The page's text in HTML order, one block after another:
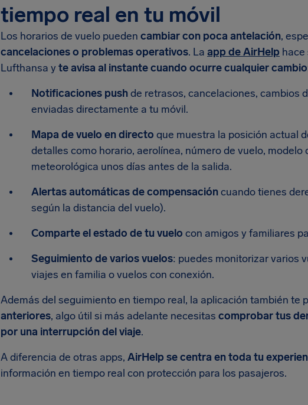
tiempo real en tu móvil
Los horarios de vuelo pueden cambiar con poca antelación,
cancelaciones o problemas operativos. La app de AirHelp hace
Lufthansa yte avisa al instante cuando ocurre cualquier cambio
Notificaciones pushde retrasos, cancelaciones, cambios
enviadas directamente a tu móvil.
Mapa de vuelo en directo que muestra la posición actual
detalles como horario, aerolínea, número de vuelo, modelo
meteorológica unos días antes de la salida.
Alertas automáticas de compensacióncuando tienes
según la distancia del vuelo).
Comparte el estado de tu vuelo con amigos y familiares
Seguimiento de varios vuelos: puedes monitorizar varios
viajes en familia o vuelos con conexión.
Además del seguimiento en tiempo real, la aplicación también te
anteriores, algo útil si más adelante necesitas comprobar tus
por una interrupción del viaje.
A diferencia de otras apps, AirHelp se centra en toda tu
información en tiempo real con protección para los pasajeros.